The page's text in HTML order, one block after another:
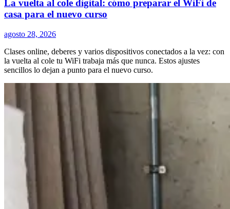
La vuelta al cole digital: cómo preparar el WiFi de
casa para el nuevo curso
agosto 28, 2026
Clases online, deberes y varios dispositivos conectados a la vez: con
la vuelta al cole tu WiFi trabaja más que nunca. Estos ajustes
sencillos lo dejan a punto para el nuevo curso.